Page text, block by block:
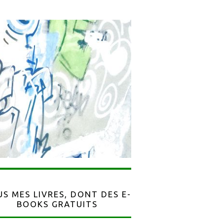
MES LIVRES, DONT DES E-
BOOKS GRATUITS